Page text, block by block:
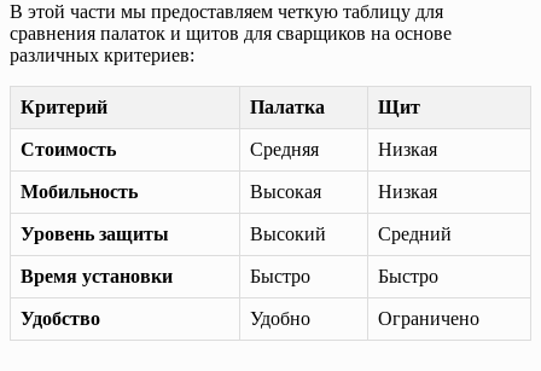
В этой части мы предоставляем четкую таблицу для
сравнения палаток и щитов для сварщиков на основе
различных критериев:
Критерий Палатка Щит
Стоимость Средняя Низкая
Мобильность Высокая Низкая
Уровень защиты Высокий Средний
Время установки Быстро Быстро
Удобство Удобно Ограничено